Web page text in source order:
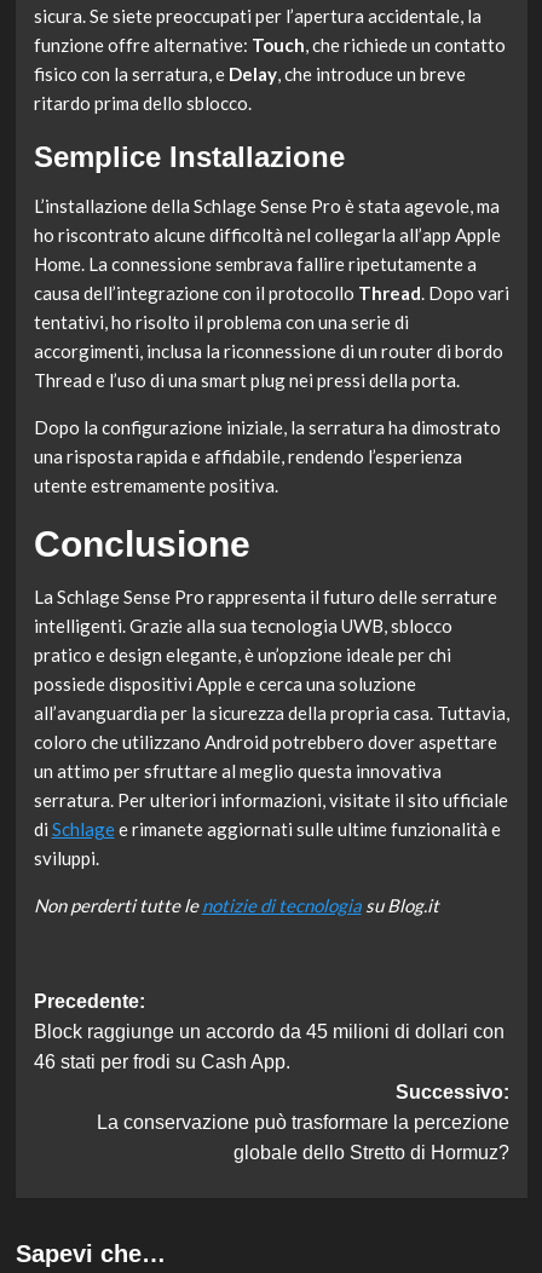
sicura. Se siete preoccupati per l’apertura accidentale, la
funzione offre alternative: Touch, che richiede un contatto
fisico con la serratura, e Delay, che introduce un breve
ritardo prima dello sblocco.
Semplice Installazione
L’installazione della Schlage Sense Pro è stata agevole, ma
ho riscontrato alcune difficoltà nel collegarla all’app Apple
Home. La connessione sembrava fallire ripetutamente a
causa dell’integrazione con il protocollo Thread. Dopo vari
tentativi, ho risolto il problema con una serie di
accorgimenti, inclusa la riconnessione di un router di bordo
Thread e l’uso di una smart plug nei pressi della porta.
Dopo la configurazione iniziale, la serratura ha dimostrato
una risposta rapida e affidabile, rendendo l’esperienza
utente estremamente positiva.
Conclusione
La Schlage Sense Pro rappresenta il futuro delle serrature
intelligenti. Grazie alla sua tecnologia UWB, sblocco
pratico e design elegante, è un’opzione ideale per chi
possiede dispositivi Apple e cerca una soluzione
all’avanguardia per la sicurezza della propria casa. Tuttavia,
coloro che utilizzano Android potrebbero dover aspettare
un attimo per sfruttare al meglio questa innovativa
serratura. Per ulteriori informazioni, visitate il sito ufficiale
di Schlagee rimanete aggiornati sulle ultime funzionalità e
sviluppi.
Non perderti tutte lenotizie di tecnologiasu Blog.it
Navigazione
articolo
Precedente:
Block raggiunge un accordo da 45 milioni di dollari con
46 stati per frodi su Cash App.
Successivo:
La conservazione può trasformare la percezione
globale dello Stretto di Hormuz?
Sapevi che…